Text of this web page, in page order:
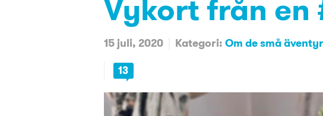
Vykort från en
15 juli, 2020 Kategori: Om de små
13